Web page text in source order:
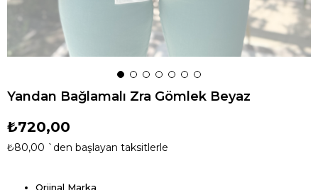
Yandan Bağlamalı Zra Gömlek Beyaz
₺720,00
₺80,00 `den başlayan taksitlerle
Orjinal Marka